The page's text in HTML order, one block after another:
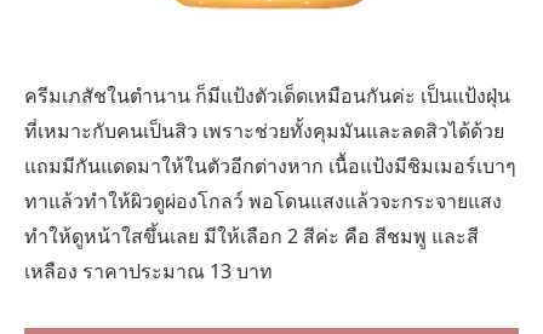
ครีมเภสัชในตำนาน ก็มีแป้งตัวเด็ดเหมือนกันค่ะ เป็นแป้งฝุ่น
ที่เหมาะกับคนเป็นสิว เพราะช่วยทั้งคุมมันและลดสิวได้ด้วย
แถมมีกันแดดมาให้ในตัวอีกต่างหาก เนื้อแป้งมีชิมเมอร์เบาๆ
ทาแล้วทำให้ผิวดูผ่องโกลว์ พอโดนแสงแล้วจะกระจายแสง
ทำให้ดูหน้าใสขึ้นเลย มีให้เลือก 2 สีค่ะ คือ สีชมพู และสี
เหลือง ราคาประมาณ 13 บาท